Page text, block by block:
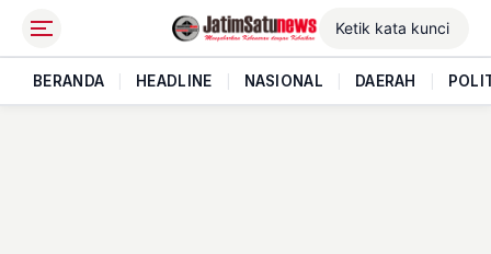
BERANDA HEADLINE NASIONAL DAERAH